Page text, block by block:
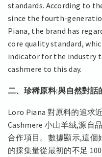
standards. According to
since the fourth-
Piana, the brand has
core quality standard,
indicator for the industry
cashmere to this day.
二、珍稀原料:與自然對話
Loro Piana 對原料的追求
Cashmere 小山羊絨,源自
合作項目。數據顯示,這個
的採集量從最初的不足